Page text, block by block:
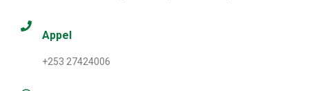
Appel
+253 27424006